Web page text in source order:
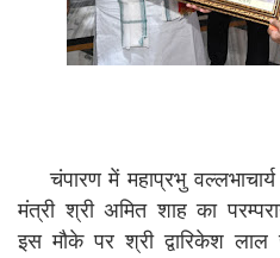
चंपारण में महाप्रभु
मंत्री श्री अमित शाह का
इस मौके पर श्री द्वारिकेश लाल